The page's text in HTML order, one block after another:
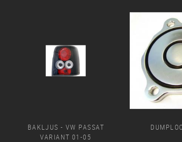
BAKLJUS - VW PASSAT
VARIANT 01-05